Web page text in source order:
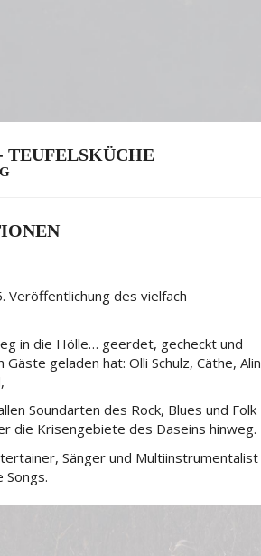
TEUFELSKÜCHE
Veröffentlichung des vielfach
in die Hölle… geerdet, gecheckt und
geladen hat: Olli Schulz, Cäthe, Alin
Soundarten des Rock, Blues und Folk
die Krisengebiete des Daseins hinweg.
Sänger und Multiinstrumentalist
Songs.